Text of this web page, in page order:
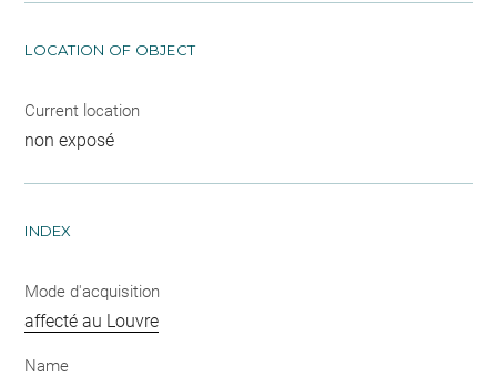
LOCATION OF OBJECT
Current location
non exposé
INDEX
Mode d'acquisition
affecté au Louvre
Name